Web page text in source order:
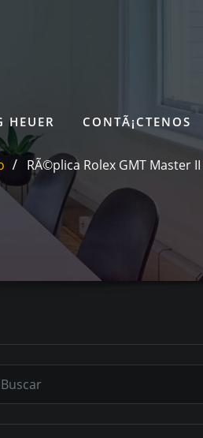
HEUER CONTÃ¡CTENOS
RÃ©plica Rolex GMT Master